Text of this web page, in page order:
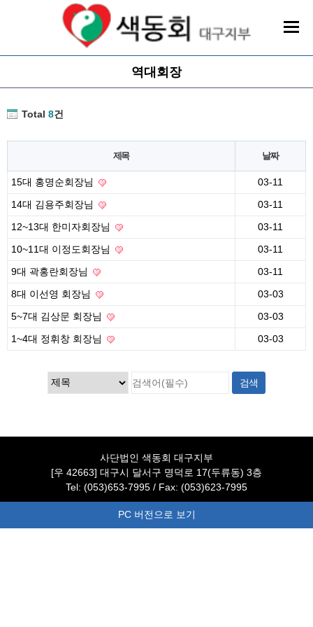
역대회장
Total 8건
제목 날짜
15대 홍명순회장님
03-11
14대 김용주회장님
03-11
12~13대 한미자회장님
03-11
10~11대 이정도회장님
03-11
9대 곽홍란회장님
03-11
8대 이선영 회장님
03-03
5~7대 김상문 회장님
03-03
1~4대 정휘창 회장님
03-03
사단법인 색동회 대구지부
[우 42663] 대구시 달서구 명덕로 17(두류동) 3층
Tel: (053)653-7995 / Fax: (053)623-7995
PC 버전으로 보기